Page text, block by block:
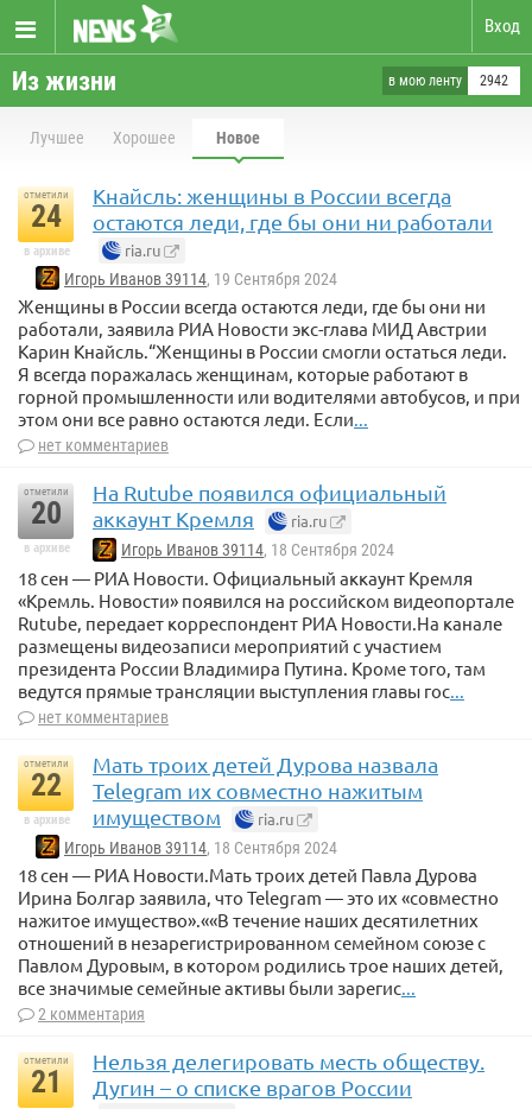
Вход
Из жизни в мою ленту 2942
Лучшее Хорошее Новое
отметили
24
в архиве
Кнайсль: женщины в России всегда
остаются леди, где бы они ни работали
ria.ru
Игорь Иванов 39114, 19 Сентября 2024
Женщины в России всегда остаются леди, где бы они ни
работали, заявила РИА Новости экс-глава МИД Австрии
Карин Кнайсль.“Женщины в России смогли остаться леди.
Я всегда поражалась женщинам, которые работают в
горной промышленности или водителями автобусов, и при
этом они все равно остаются леди. Если...
нет комментариев
отметили
20
в архиве
На Rutube появился официальный
аккаунт Кремля
ria.ru
Игорь Иванов 39114, 18 Сентября 2024
18 сен — РИА Новости. Официальный аккаунт Кремля
«Кремль. Новости» появился на российском видеопортале
Rutube, передает корреспондент РИА Новости.На канале
размещены видеозаписи мероприятий с участием
президента России Владимира Путина. Кроме того, там
ведутся прямые трансляции выступления главы гос
нет комментариев
отметили
22
в архиве
Мать троих детей Дурова назвала
Telegram их совместно нажитым
имуществом
ria.ru
Игорь Иванов 39114, 18 Сентября 2024
18 сен — РИА Новости.Мать троих детей Павла Дурова
Ирина Болгар заявила, что Telegram — это их «совместно
нажитое имущество».««В течение наших десятилетних
отношений в незарегистрированном семейном союзе с
Павлом Дуровым, в котором родились трое наших детей,
все значимые семейные активы были зарегис...
2 комментария
отметили
21
Нельзя делегировать месть обществу.
Дугин – о списке врагов России